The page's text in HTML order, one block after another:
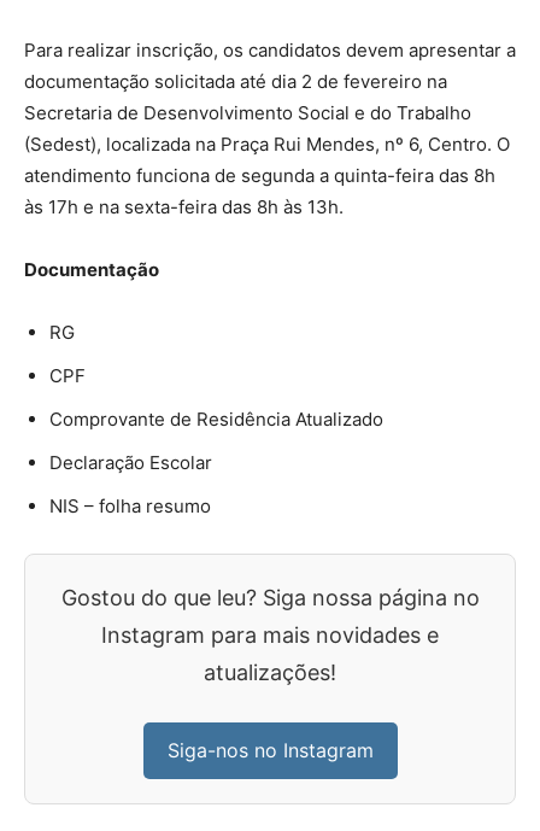
Para realizar inscrição, os candidatos devem apresentar a
documentação solicitada até dia 2 de fevereiro na
Secretaria de Desenvolvimento Social e do Trabalho
(Sedest), localizada na Praça Rui Mendes, nº 6, Centro. O
atendimento funciona de segunda a quinta-feira das 8h
às 17h e na sexta-feira das 8h às 13h.
Documentação
RG
CPF
Comprovante de Residência Atualizado
Declaração Escolar
NIS – folha resumo
Gostou do que leu? Siga nossa página no
Instagram para mais novidades e
atualizações!
Siga-nos no Instagram